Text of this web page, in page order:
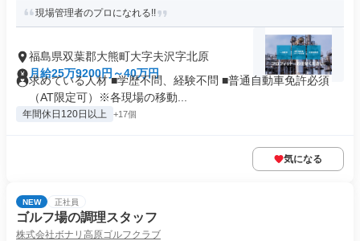
現場管理者のプロになれる!!
福島県双葉郡大熊町大字夫沢字北原
月給25万9200円～40万円
求めている人材 ■学歴不問、経験不問 ■普通自動車免許必須
（AT限定可）※各現場の移動...
年間休日120日以上 +17個
気になる
NEW 正社員
ゴルフ場の調理スタッフ
株式会社ボナリ高原ゴルフクラブ